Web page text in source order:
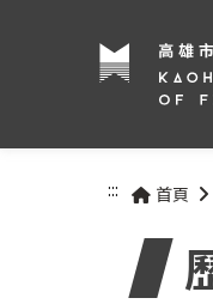
::: 首頁